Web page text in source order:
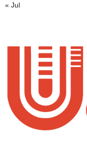
« Jul